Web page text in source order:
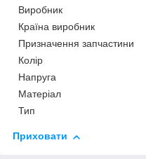
Виробник
Країна виробник
Призначення запчастини
Колір
Напруга
Матеріал
Тип
Приховати